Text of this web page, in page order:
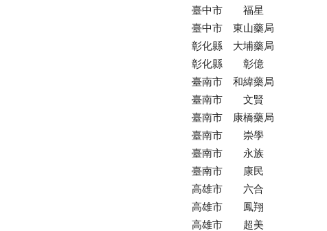
臺中市
福星
臺中市
東山藥局
彰化縣
大埔藥局
彰化縣
彰億
臺南市
和緯藥局
臺南市
文賢
臺南市
康橋藥局
臺南市
崇學
臺南市
永族
臺南市
康民
高雄市
六合
高雄市
鳳翔
高雄市
超美